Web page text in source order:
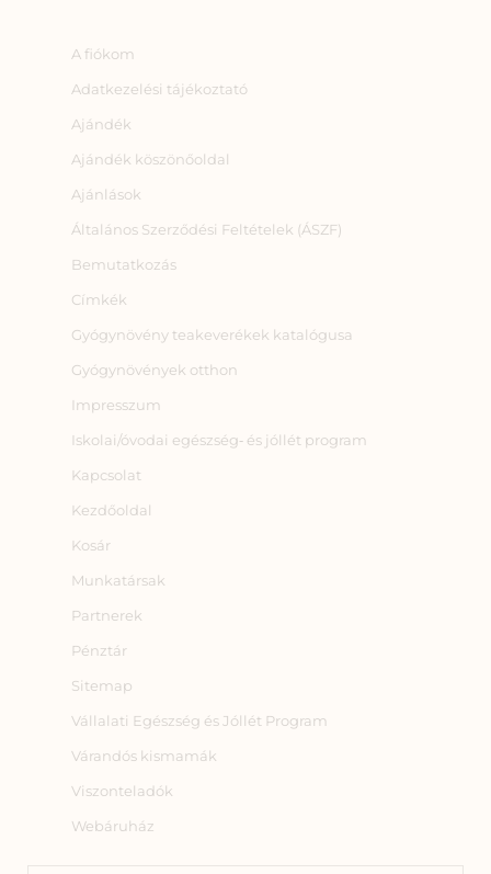
A fiókom
Adatkezelési tájékoztató
Ajándék
Ajándék köszönőoldal
Ajánlások
Általános Szerződési Feltételek (ÁSZF)
Bemutatkozás
Címkék
Gyógynövény teakeverékek katalógusa
Gyógynövények otthon
Impresszum
Iskolai/óvodai egészség‑ és jóllét program
Kapcsolat
Kezdőoldal
Kosár
Munkatársak
Partnerek
Pénztár
Sitemap
Vállalati Egészség és Jóllét Program
Várandós kismamák
Viszonteladók
Webáruház